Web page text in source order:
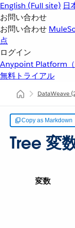
English (Full site) 日
お問い合わせ
お問い合わせ
点
ログイン
Anypoint Platform（
無料トライアル
DataWeave
Copy as Markdown
Tree 変
変数